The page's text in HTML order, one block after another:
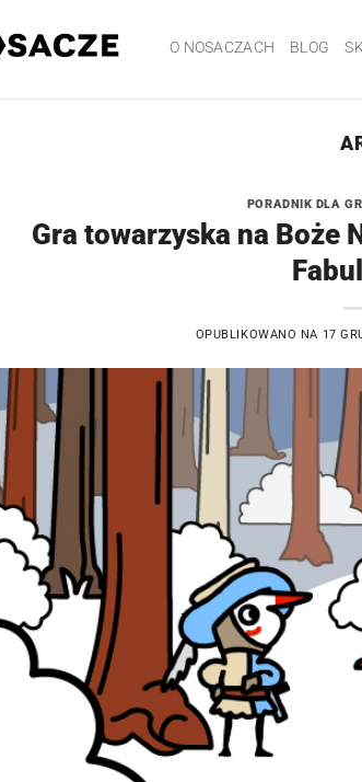
O NOSACZACH BLOG
PORADNIK DLA
Gra towarzyska na Boże
OPUBLIKOWANO NA 17